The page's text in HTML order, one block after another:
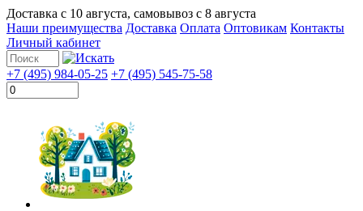
Доставка с 10 августа, самовывоз с 8 августа
Наши преимущества Доставка Оплата Оптовикам Контакты
Личный кабинет
+7 (495) 984-05-25 +7 (495) 545-75-58